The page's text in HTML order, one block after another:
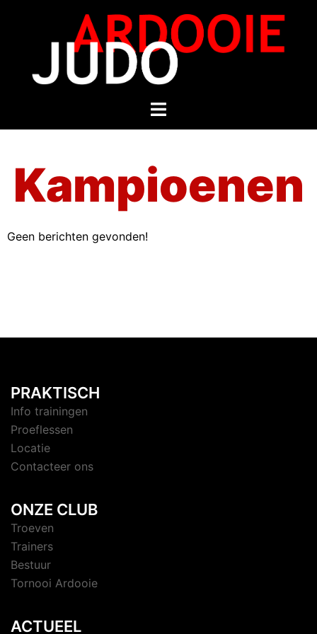
Kampioenen
Geen berichten gevonden!
PRAKTISCH
Info trainingen
Proeflessen
Locatie
Contacteer ons
ONZE CLUB
Troeven
Trainers
Bestuur
Tornooi Ardooie
ACTUEEL